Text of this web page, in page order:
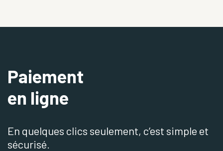
Paiement
en ligne
En quelques clics seulement, c’est simple et
sécurisé.